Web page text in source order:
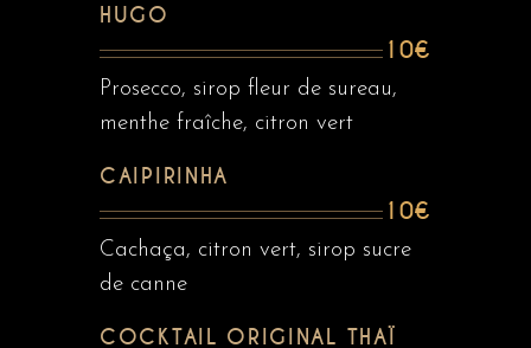
HUGO
10€
Prosecco, sirop fleur de sureau,
menthe fraîche, citron vert
CAIPIRINHA
10€
Cachaça, citron vert, sirop sucre
de canne
COCKTAIL ORIGINAL THAÏ